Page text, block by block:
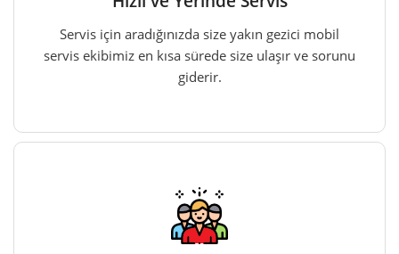
Servis için aradığınızda size yakın gezici mobil
servis ekibimiz en kısa sürede size ulaşır ve sorunu
giderir.